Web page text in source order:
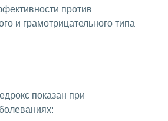
против
и грамотрицательного типа
показан при